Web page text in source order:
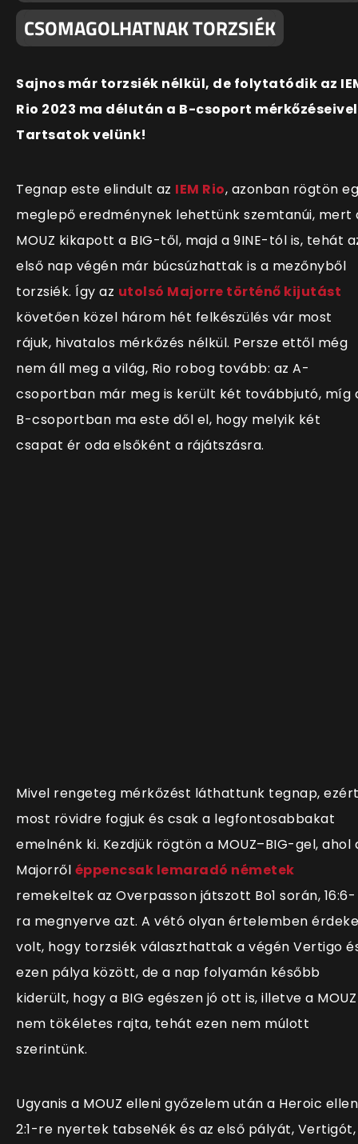
CSOMAGOLHATNAK TORZSIÉK
Sajnos már torzsiék nélkül, de folytatódik az
Rio 2023 ma délután a B-csoport
Tartsatok velünk!
Tegnap este elindult az IEM Rio, azonban rögtön
meglepő eredménynek lehettünk szemtanúi, mert
MOUZ kikapott a BIG-től, majd a 9INE-tól is, tehát
első nap végén már búcsúzhattak is a mezőnyből
torzsiék. Így az utolsó Majorre történő kijutást
követően közel három hét felkészülés vár most
rájuk, hivatalos mérkőzés nélkül. Persze ettől még
nem áll meg a világ, Rio robog tovább: az A-
csoportban már meg is került két továbbjutó, míg
B-csoportban ma este dől el, hogy melyik két
csapat ér oda elsőként a rájátszásra.
Mivel rengeteg mérkőzést láthattunk tegnap,
most rövidre fogjuk és csak a legfontosabbakat
emelnénk ki. Kezdjük rögtön a MOUZ–BIG-gel, ahol
Majorről éppencsak lemaradó németek
remekeltek az Overpasson játszott Bo1 során, 16:6-
ra megnyerve azt. A vétó olyan értelemben
volt, hogy torzsiék választhattak a végén Vertigo
ezen pálya között, de a nap folyamán később
kiderült, hogy a BIG egészen jó ott is, illetve a MOUZ
nem tökéletes rajta, tehát ezen nem múlott
szerintünk.
Ugyanis a MOUZ elleni győzelem után a Heroic ellen
2:1-re nyertek tabseNék és az első pályát, Vertigót,